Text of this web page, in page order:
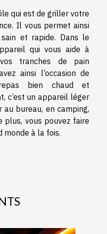
qui est de griller votre
Il vous permet ainsi
et rapide. Dans le
qui vous aide à
tranches de pain
ainsi l’occasion de
bien chaud et
c’est un appareil léger
bureau, en camping,
plus, vous pouvez faire
monde à la fois.